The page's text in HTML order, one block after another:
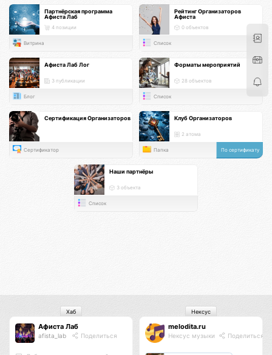
Партнёрская программа
Афиста Лаб
4 позиции
Витрина
Рейтинг Организаторов
Афиста
0 объектов
Список
Афиста Лаб Лог
3 публикации
Блог
Форматы мероприятий
28 объектов
Список
Сертификация Организаторов
Сертификатор
Клуб Организаторов
2 атома
Папка По сертификату
Наши партнёры
3 объекта
Список
Афиста Лаб
afista_lab Поделиться
Хаб
melodita.ru
Нексус музыки Поделиться
Нексус